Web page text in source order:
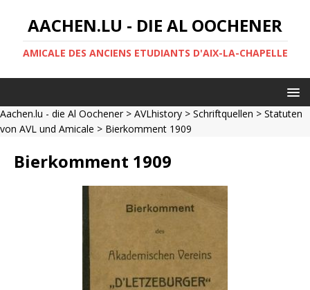
AACHEN.LU - DIE AL OOCHENER
AMICALE DES ANCIENS ETUDIANTS D'AIX-LA-CHAPELLE
Aachen.lu - die Al Oochener> AVLhistory > Schriftquellen > Statuten
von AVL und Amicale > Bierkomment 1909
Bierkomment 1909